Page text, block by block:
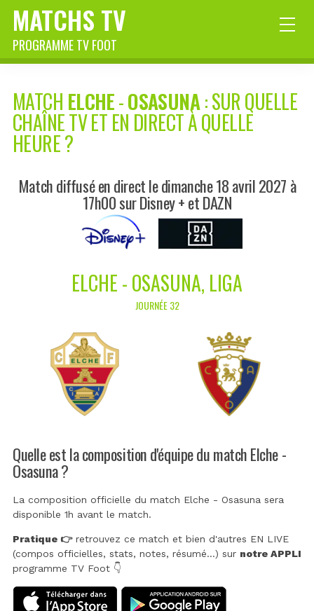
MATCHS TV
PROGRAMME TV FOOT
MATCH ELCHE-OSASUNA: SUR QUELLE
CHAÎNE TV ET EN DIRECT À QUELLE
HEURE ?
Match diffusé en direct le dimanche 18 avril 2027 à
17h00 sur Disney + et DAZN
ELCHE - OSASUNA, LIGA
JOURNÉE 32
Quelle est la composition d'équipe du match Elche -
Osasuna ?
La composition officielle du match Elche - Osasuna sera
disponible 1h avant le match.
Pratique 👉retrouvez ce match et bien d'autres EN LIVE
(compos officielles, stats, notes, résumé...) sur notre APPLI
programme TV Foot 👇